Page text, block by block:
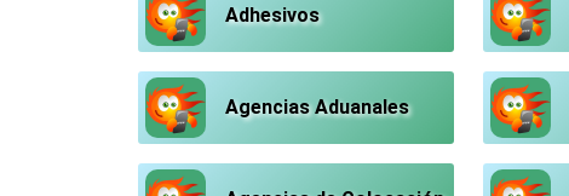
Adhesivos
Agencias Aduanales